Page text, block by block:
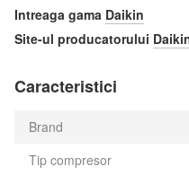
Intreaga gama Daikin
Site-ul producatorului
Caracteristici
Brand
Tip compresor